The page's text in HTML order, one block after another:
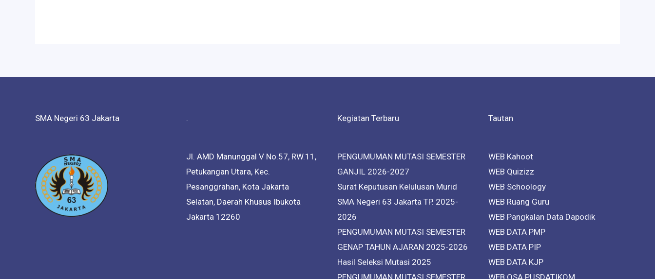
SMA Negeri 63 Jakarta .
Jl. AMD Manunggal V No.57, RW.11,
Petukangan Utara, Kec.
Pesanggrahan, Kota Jakarta
Selatan, Daerah Khusus Ibukota
Jakarta 12260
Kegiatan Terbaru
PENGUMUMAN MUTASI SEMESTER
GANJIL 2026-2027
Surat Keputusan Kelulusan Murid
SMA Negeri 63 Jakarta TP. 2025-
2026
PENGUMUMAN MUTASI SEMESTER
GENAP TAHUN AJARAN 2025-2026
Hasil Seleksi Mutasi 2025
PENGUMUMAN MUTASI SEMESTER
Tautan
WEB Kahoot
WEB Quizizz
WEB Schoology
WEB Ruang Guru
WEB Pangkalan Data Dapodik
WEB DATA PMP
WEB DATA PIP
WEB DATA KJP
WEB OSA PUSDATIKOM